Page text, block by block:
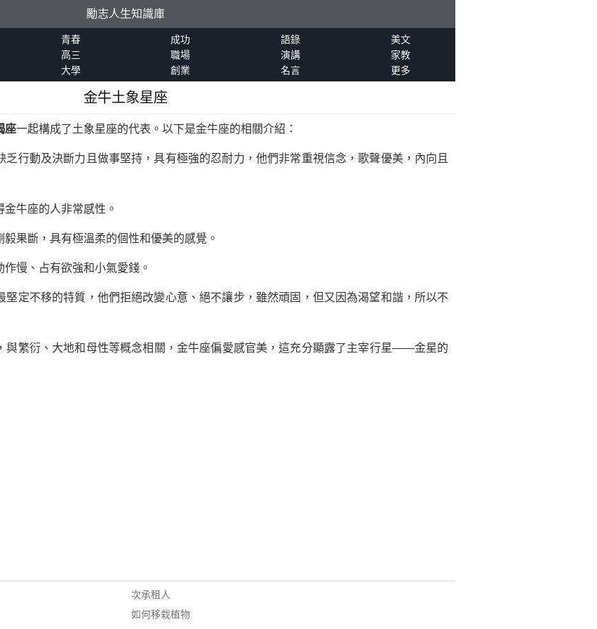
勵志人生知識庫
青春 成功 語錄
美文
高三 職場 演講
家教
大學 創業 名言 更多
金牛土象星座
座一起構成了土象星座的代表。以下是金牛座的相關介紹：
行動及決斷力且做事堅持，具有極強的忍耐力，他們非常重視信念，歌聲優美，內向且
牛座的人非常感性。
果斷，具有極溫柔的個性和優美的感覺。
慢、占有欲強和小氣愛錢。
堅定不移的特質，他們拒絕改變心意、絕不讓步，雖然頑固，但又因為渴望和諧，所以不
與繁衍、大地和母性等概念相關，金牛座偏愛感官美，這充分顯露了主宰行星——金星的
次承租人
如何移栽植物